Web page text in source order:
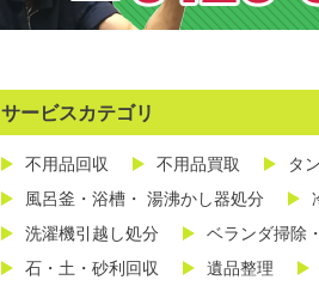
サービスカテゴリ
不用品回収 不用品買取 タ
風呂釜・浴槽・ 湯沸かし器処分
洗濯機引越し処分
ベランダ掃除
石・土・砂利回収
遺品整理